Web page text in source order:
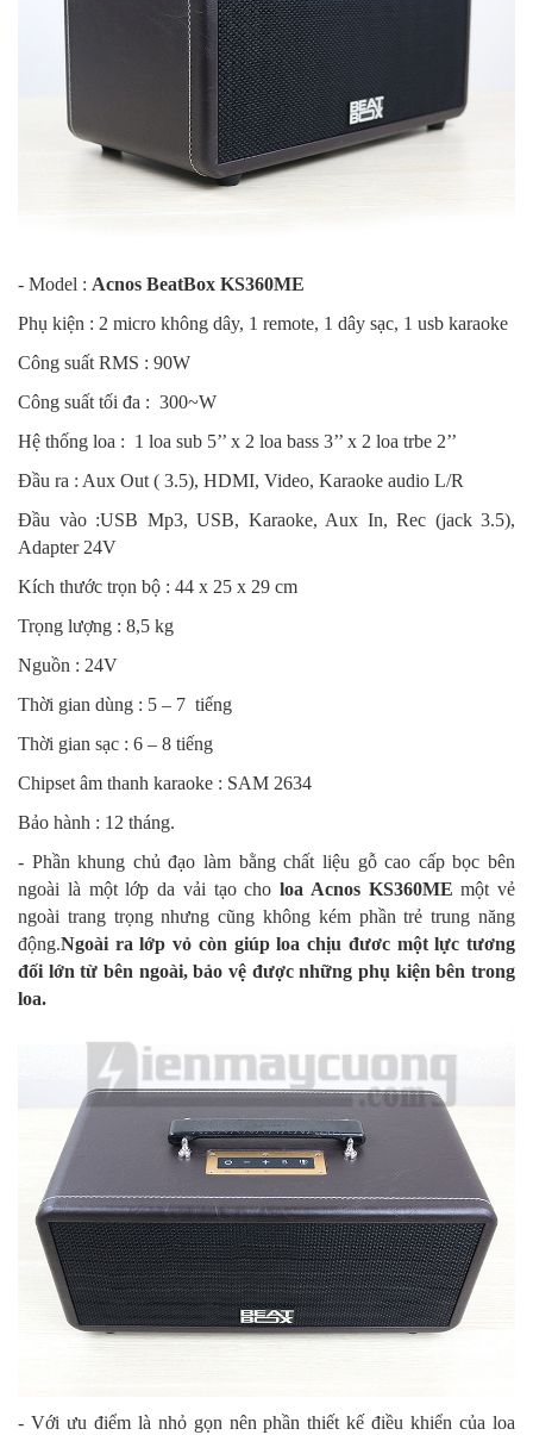
- Model : Acnos BeatBox KS360ME
Phụ kiện : 2 micro không dây, 1 remote, 1 dây sạc, 1 usb karaoke
Công suất RMS : 90W
Công suất tối đa : 300~W
Hệ thống loa : 1 loa sub 5’’ x 2 loa bass 3’’ x 2 loa trbe 2’’
Đầu ra : Aux Out ( 3.5), HDMI, Video, Karaoke audio L/R
Đầu vào :USB Mp3, USB, Karaoke, Aux In, Rec (jack 3.5),
Adapter 24V
Kích thước trọn bộ : 44 x 25 x 29 cm
Trọng lượng : 8,5 kg
Nguồn : 24V
Thời gian dùng : 5 – 7 tiếng
Thời gian sạc : 6 – 8 tiếng
Chipset âm thanh karaoke : SAM 2634
Bảo hành : 12 tháng.
- Phần khung chủ đạo làm bằng chất liệu gỗ cao cấp bọc bên
ngoài là một lớp da vải tạo cho loa Acnos KS360ME một vẻ
ngoài trang trọng nhưng cũng không kém phần trẻ trung năng
động.Ngoài ra lớp vỏ còn giúp loa chịu đươc một lực tương
đối lớn từ bên ngoài, bảo vệ được những phụ kiện bên trong
loa.
- Với ưu điểm là nhỏ gọn nên phần thiết kế điều khiển của loa